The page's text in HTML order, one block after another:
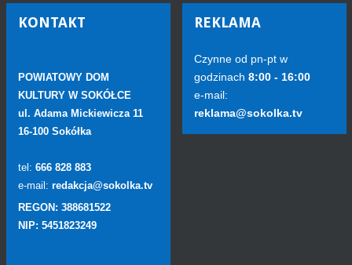
KONTAKT
POWIATOWY DOM
KULTURY W SOKÓŁCE
ul. Adama Mickiewicza 11
16-100 Sokółka
tel: 666 828 883
e-mail: redakcja@sokolka.tv
REGON: 388681522
NIP: 5451823249
REKLAMA
Czynne od pn-pt w
godzinach 8:00 - 16:00
e-mail:
reklama@sokolka.tv